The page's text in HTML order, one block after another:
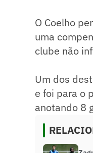
O Coelho
uma
clube não
Um dos
e foi para o
anotando 8